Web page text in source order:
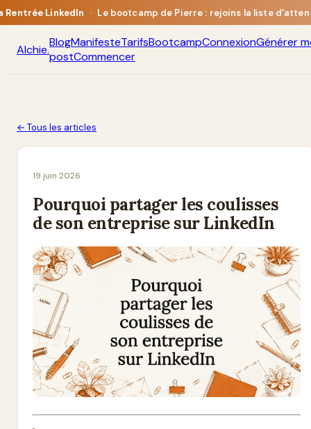
Rentrée LinkedIn · Le bootcamp de Pierre : rejoins la liste
Alchie.BlogManifesteTarifsBootcampConnexionGénérer
postCommencer
← Tous les articles
19 juin 2026
Pourquoi partager les coulisses
de son entreprise sur LinkedIn